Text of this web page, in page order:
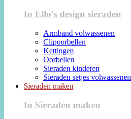
In Ello's design sieraden
Armband volwassenen
Clipoorbellen
Kettingen
Oorbellen
Sieraden kinderen
Sieraden setjes volwassenen
Sieraden maken
In Sieraden maken